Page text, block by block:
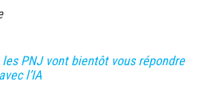
PNJ vont bientôt vous répondre
l’IA